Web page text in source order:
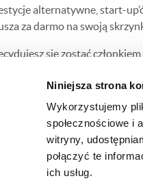
Niniejsza strona
Wykorzystujemy
społecznościowe i
witryny,
połączyć te
ich usług.
alternatywne, start-
za darmo na swoją
się zostać
REGULAMIN